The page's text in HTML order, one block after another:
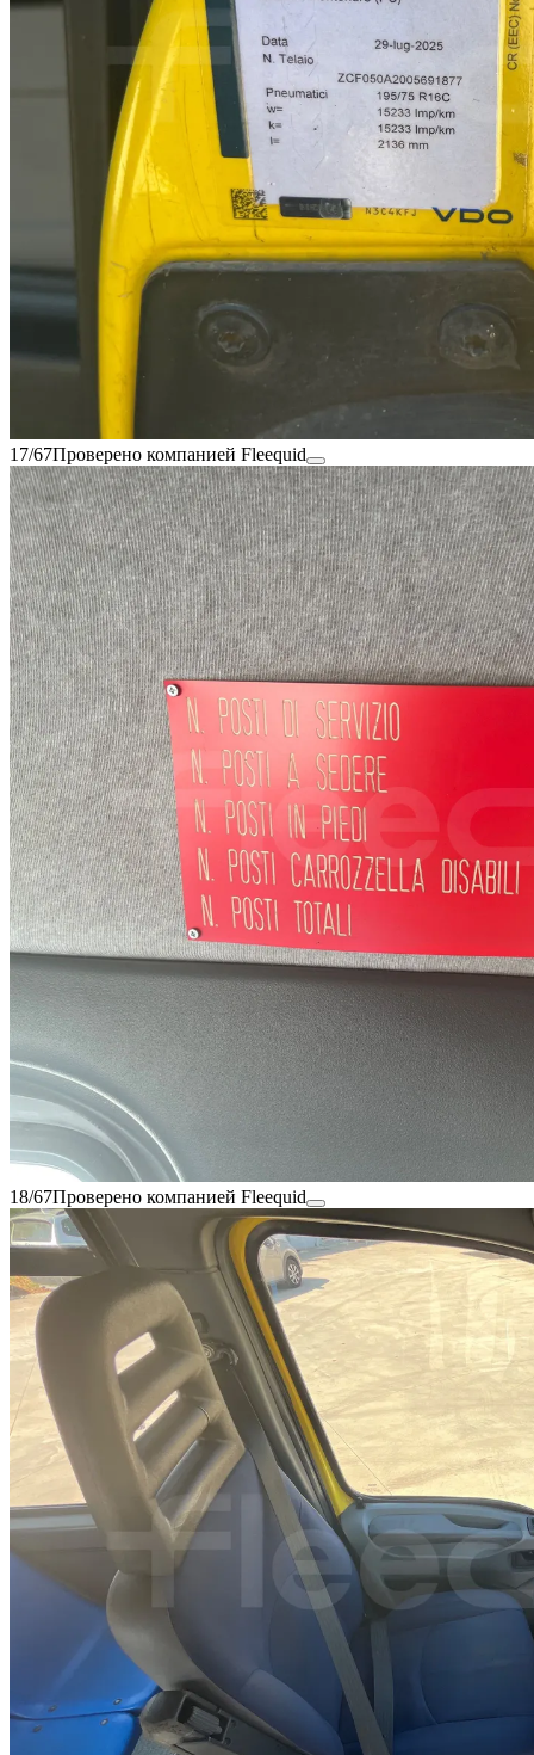
17/67Проверено компанией Fleequid
18/67Проверено компанией Fleequid